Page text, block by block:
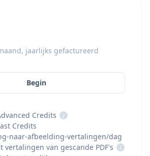
jaarlijks gefactureerd
Begin
Credits
i
Credits
naar-afbeelding-vertalingen/dag
vertalingen van gescande PDF's
i